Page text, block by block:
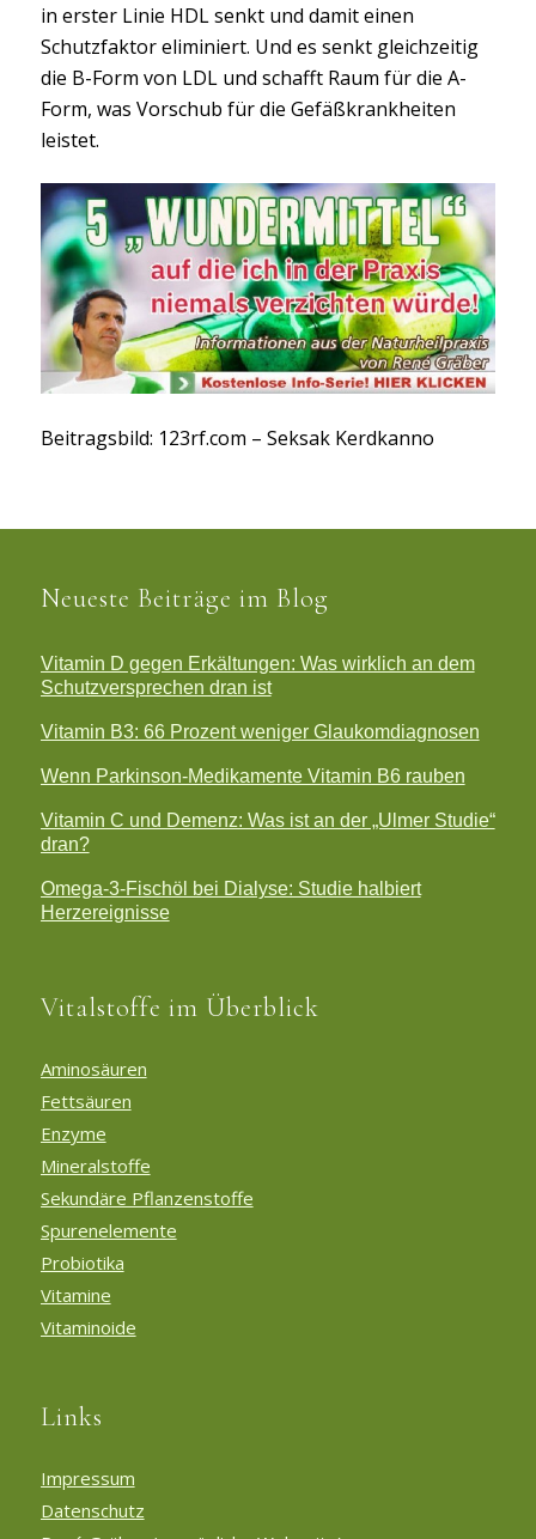
in erster Linie HDL senkt und damit einen
Schutzfaktor eliminiert. Und es senkt gleichzeitig
die B-Form von LDL und schafft Raum für die A-
Form, was Vorschub für die Gefäßkrankheiten
leistet.
Beitragsbild: 123rf.com – Seksak Kerdkanno
Neueste Beiträge im Blog
Vitamin D gegen Erkältungen: Was wirklich an dem
Schutzversprechen dran ist
Vitamin B3: 66 Prozent weniger Glaukomdiagnosen
Wenn Parkinson-Medikamente Vitamin B6 rauben
Vitamin C und Demenz: Was ist an der „Ulmer Studie“
dran?
Omega-3-Fischöl bei Dialyse: Studie halbiert
Herzereignisse
Vitalstoffe im Überblick
Aminosäuren
Fettsäuren
Enzyme
Mineralstoffe
Sekundäre Pflanzenstoffe
Spurenelemente
Probiotika
Vitamine
Vitaminoide
Links
Impressum
Datenschutz